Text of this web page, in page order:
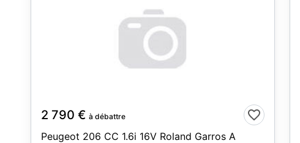
2 790 € à débattre
Peugeot 206 CC 1.6i 16V Roland Garros A